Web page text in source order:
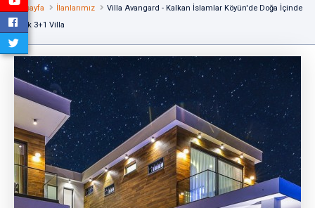
Anasayfa İlanlarımız
Villa Avangard - Kalkan İslamlar Köyün'de Doğa İçinde
Satılık 3+1 Villa